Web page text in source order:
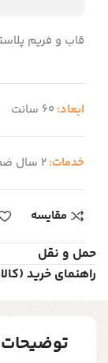
قاب و فریم
ابعاد: 60 سانت
خدمات:2 سال ضمانت فنی
مقایسه
حمل و نقل
راهنمای خرید
توضیحات